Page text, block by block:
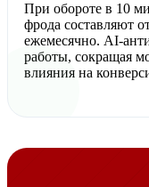
При обороте в 10
фрода составляют
ежемесячно. AI-
работы, сокращая
влияния на